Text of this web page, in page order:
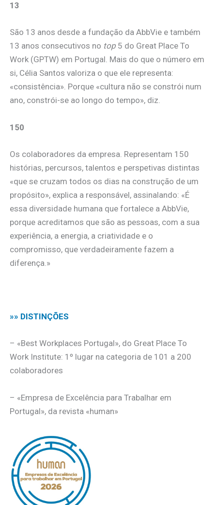
13
São 13 anos desde a fundação da AbbVie e também
13 anos consecutivos no top 5 do Great Place To
Work (GPTW) em Portugal. Mais do que o número em
si, Célia Santos valoriza o que ele representa:
«consistência». Porque «cultura não se constrói num
ano, constrói-se ao longo do tempo», diz.
150
Os colaboradores da empresa. Representam 150
histórias, percursos, talentos e perspetivas distintas
«que se cruzam todos os dias na construção de um
propósito», explica a responsável, assinalando: «É
essa diversidade humana que fortalece a AbbVie,
porque acreditamos que são as pessoas, com a sua
experiência, a energia, a criatividade e o
compromisso, que verdadeiramente fazem a
diferença.»
»» DISTINÇÕES
– «Best Workplaces Portugal», do Great Place To
Work Institute: 1º lugar na categoria de 101 a 200
colaboradores
– «Empresa de Excelência para Trabalhar em
Portugal», da revista «human»